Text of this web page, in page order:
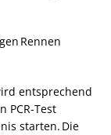
Rennen
entsprechend
PCR-Test
starten. Die